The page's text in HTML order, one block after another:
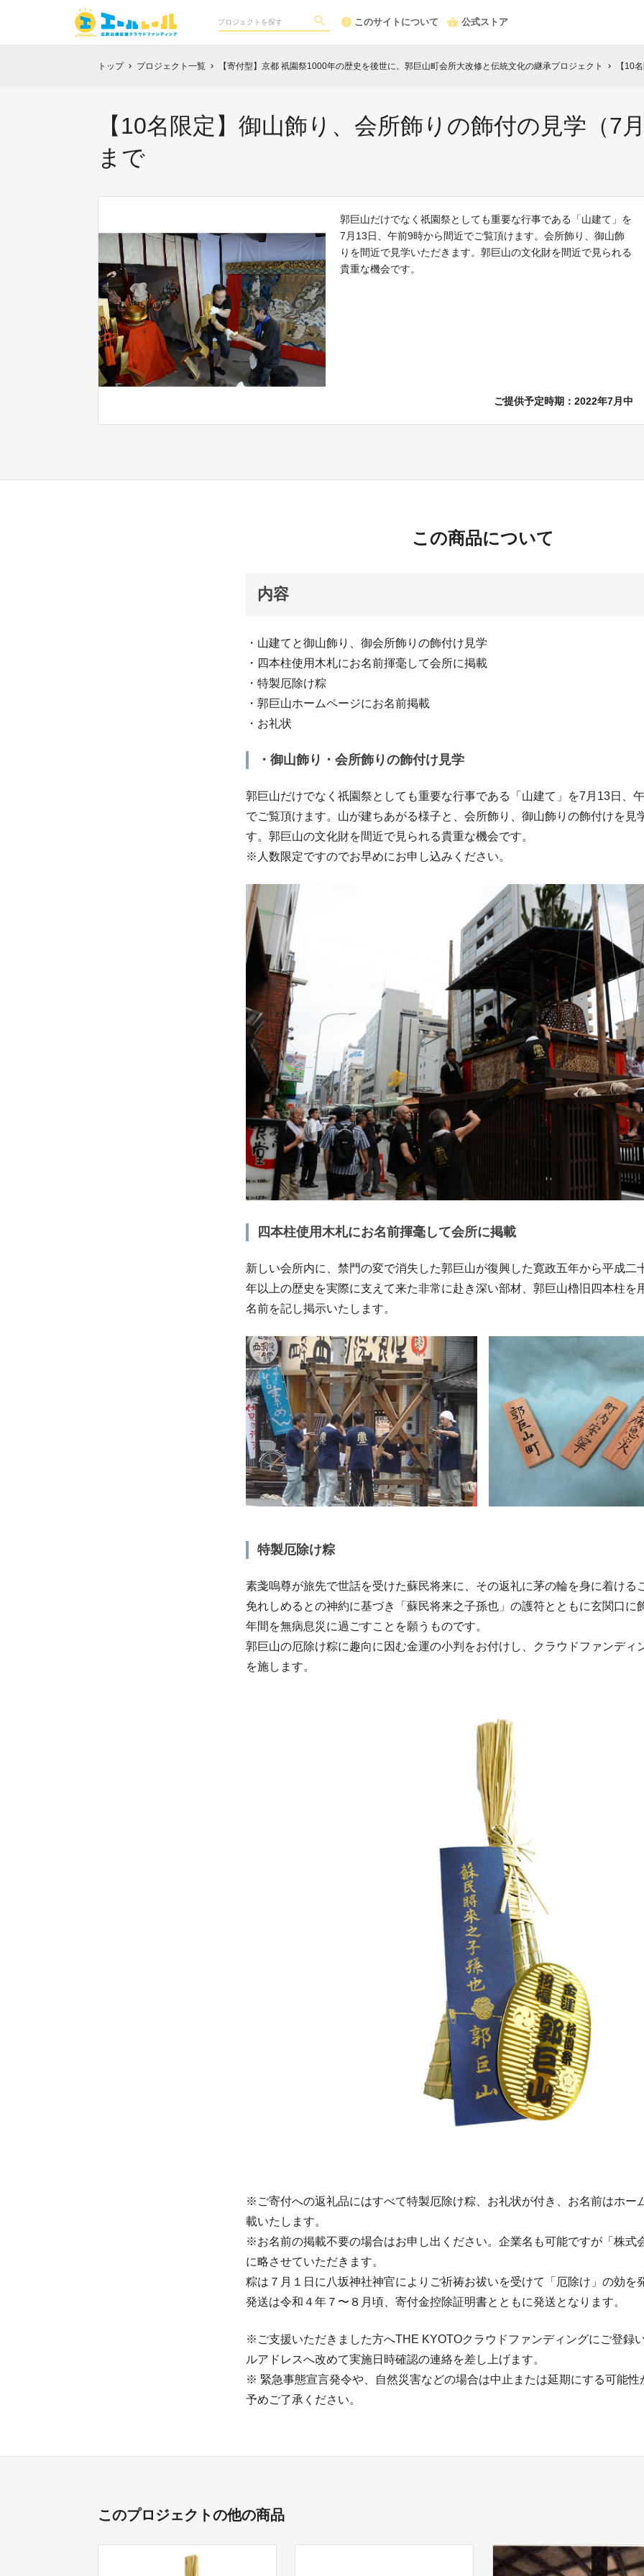
このサイトについて 公式ストア
トップ chevron_right プロジェクト一覧 chevron_right 【寄付型】京都 祇園祭1000年の歴史を後世に。郭巨山町会所大改修と伝統文化の継承プロジェクト chevron_right 【10
【10名限定】御山飾り、会所飾りの飾付の見学（
まで
郭巨山だけでなく祇園祭としても重要な行事である「山建て」を
7月13日、午前9時から間近でご覧頂けます。会所飾り、御山飾
りを間近で見学いただきます。郭巨山の文化財を間近で見られる
貴重な機会です。
ご提供予定時期：2022年7月中
この商品について
内容
・山建てと御山飾り、御会所飾りの飾付け見学
・四本柱使用木札にお名前揮毫して会所に掲載
・特製厄除け粽
・郭巨山ホームページにお名前掲載
・お礼状
・御山飾り・会所飾りの飾付け見学
郭巨山だけでなく祇園祭としても重要な行事である「山建て」を7月13日、
でご覧頂けます。山が建ちあがる様子と、会所飾り、御山飾りの飾付けを見
す。郭巨山の文化財を間近で見られる貴重な機会です。
※人数限定ですのでお早めにお申し込みください。
四本柱使用木札にお名前揮毫して会所に掲載
新しい会所内に、禁門の変で消失した郭巨山が復興した寛政五年から平成二
年以上の歴史を実際に支えて来た非常に赴き深い部材、郭巨山櫓旧四本柱を
名前を記し掲示いたします。
特製厄除け粽
素戔嗚尊が旅先で世話を受けた蘇民将来に、その返礼に茅の輪を身に着ける
免れしめるとの神約に基づき「蘇民将来之子孫也」の護符とともに玄関口に
年間を無病息災に過ごすことを願うものです。
郭巨山の厄除け粽に趣向に因む金運の小判をお付けし、クラウドファンディ
を施します。
※ご寄付への返礼品にはすべて特製厄除け粽、お礼状が付き、お名前はホー
載いたします。
※お名前の掲載不要の場合はお申し出ください。企業名も可能ですが「株式
に略させていただきます。
粽は７月１日に八坂神社神官によりご祈祷お祓いを受けて「厄除け」の効を
発送は令和４年７〜８月頃、寄付金控除証明書とともに発送となります。
※ご支援いただきました方へTHE KYOTOクラウドファンディングにご登録
ルアドレスへ改めて実施日時確認の連絡を差し上げます。
※ 緊急事態宣言発令や、自然災害などの場合は中止または延期にする可能性
予めご了承ください。
このプロジェクトの他の商品